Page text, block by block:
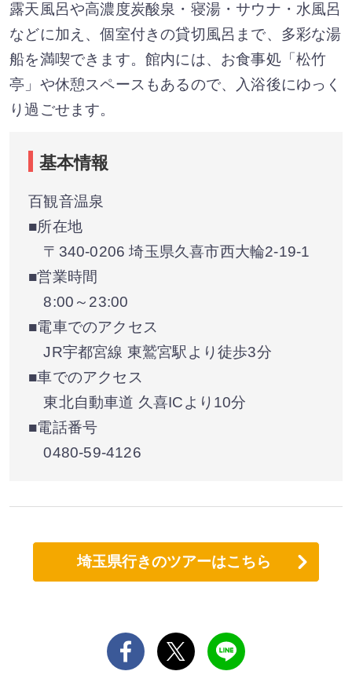
露天風呂や高濃度炭酸泉・寝湯・サウナ・水風呂
などに加え、個室付きの貸切風呂まで、多彩な湯
船を満喫できます。館内には、お食事処「松竹
亭」や休憩スペースもあるので、入浴後にゆっく
り過ごせます。
基本情報
百観音温泉
■所在地
〒340-0206 埼玉県久喜市西大輪2-19-1
■営業時間
8:00～23:00
■電車でのアクセス
JR宇都宮線 東鷲宮駅より徒歩3分
■車でのアクセス
東北自動車道 久喜ICより10分
■電話番号
0480-59-4126
埼玉県行きのツアーはこちら